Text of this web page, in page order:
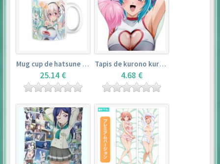
Mug cup de hatsune miku & super sonico – vocaloid
25.14 €
Tapis de kurono kurumu – rosario + vampire
4.68 €